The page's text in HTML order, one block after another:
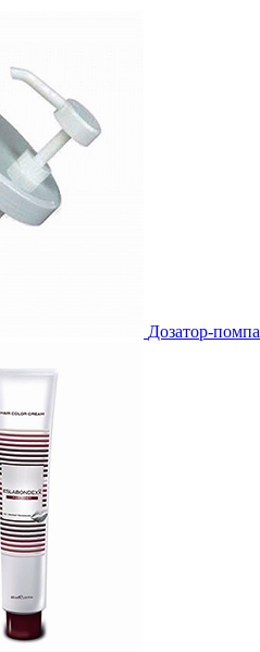
Дозатор-